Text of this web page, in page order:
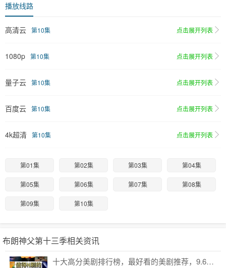
播放线路
高清云 第10集 点击展开列表
1080p 第10集 点击展开列表
量子云 第10集 点击展开列表
百度云 第10集 点击展开列表
4k超清 第10集 点击展开列表
第01集 第02集 第03集 第04集
第05集 第06集 第07集 第08集
第09集 第10集
布朗神父第十三季相关资讯
十大高分美剧排行榜，最好看的美剧推荐，9.6分神剧扎堆